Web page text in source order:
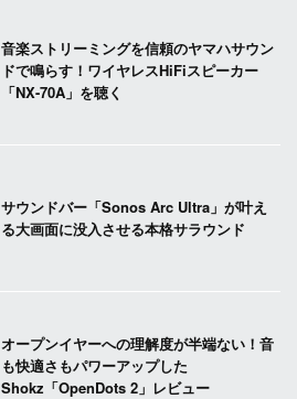
音楽ストリーミングを信頼のヤマハサウン
ドで鳴らす！ワイヤレスHiFiスピーカー
「NX-70A」を聴く
サウンドバー「Sonos Arc Ultra」が叶え
る大画面に没入させる本格サラウンド
オープンイヤーへの理解度が半端ない！音
も快適さもパワーアップした
Shokz「OpenDots 2」レビュー